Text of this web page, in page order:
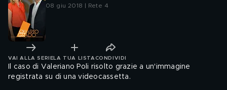
08 giu 2018 | Rete 4
VAI ALLA SERIE LA TUA LISTA CONDIVIDI
Il caso di Valeriano Poli risolto grazie a un'immagine
registrata su di una videocassetta.